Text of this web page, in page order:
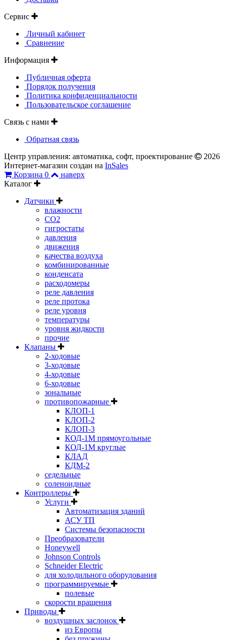
Сервис
Личный кабинет
Сравнение
Информация
Публичная оферта
Порядок получения
Политика конфиденциальности
Пользовательское соглашение
Связь с нами
Обратная связь
Центр управления: автоматика, софт, проектирование
2026
Интернет-магазин создан на InSales
Корзина 0
наверх
Каталог
Датчики
влажности
CO2
гигростаты
давления
движения
качества воздуха
комбинированные
конденсата
расходомеры
реле давления
реле протока
реле уровня
температуры
уровня жидкости
прочие
Клапаны
2-ходовые
3-ходовые
4-ходовые
6-ходовые
зональные
противопожарные
КЛОП-1
КЛОП-2
КЛОП-3
КОД-1М прямоугольные
КОД-1М круглые
КЛАД
КДМ-2
седельные
соленоидные
Контроллеры
Услуги
Автоматизация зданий
АСУ ТП
Системы безопасности
Преобразователи
Honeywell
Johnson Controls
Schneider Electric
для холодильного оборудования
программируемые
полевые
скорости вращения
Приводы
воздушных заслонок
из Европы